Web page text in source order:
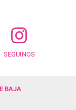
SEGUINOS
BAJA